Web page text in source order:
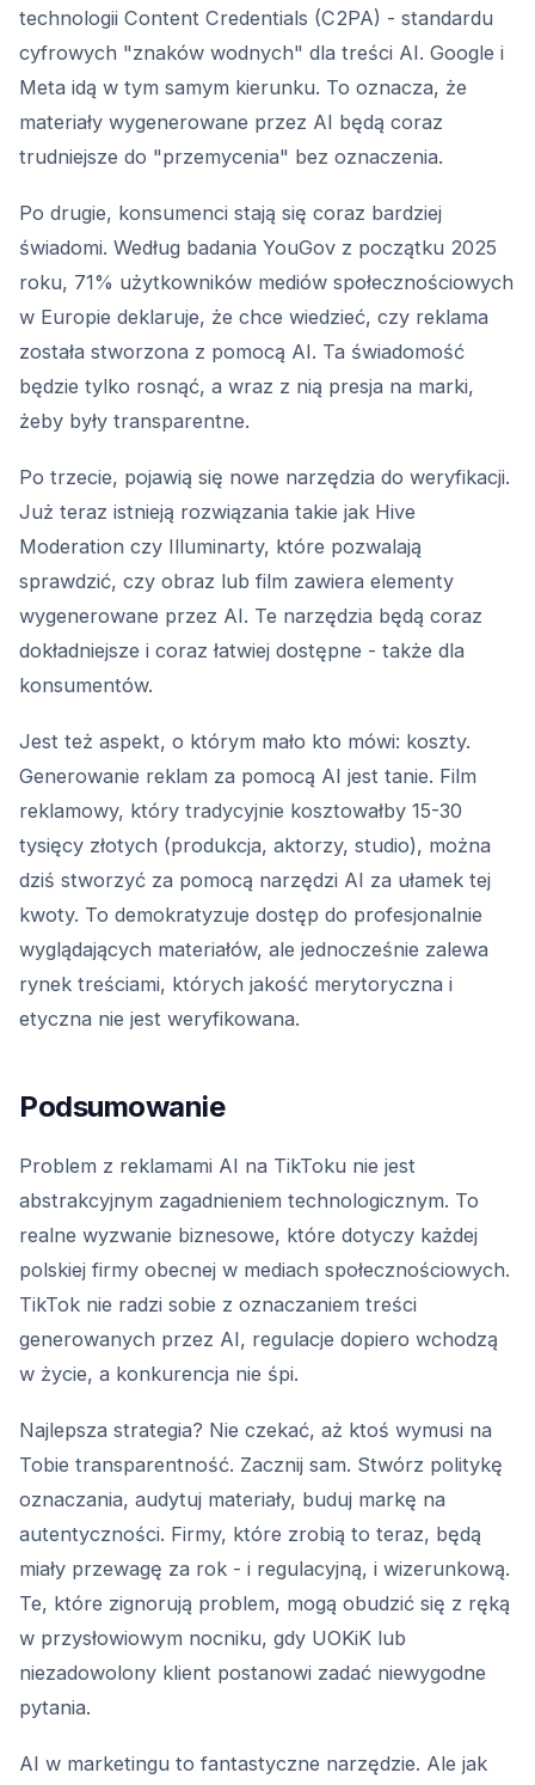
technologii Content Credentials (C2PA) - standardu
cyfrowych "znaków wodnych" dla treści AI. Google i
Meta idą w tym samym kierunku. To oznacza, że
materiały wygenerowane przez AI będą coraz
trudniejsze do "przemycenia" bez oznaczenia.
Po drugie, konsumenci stają się coraz bardziej
świadomi. Według badania YouGov z początku 2025
roku, 71% użytkowników mediów społecznościowych
w Europie deklaruje, że chce wiedzieć, czy reklama
została stworzona z pomocą AI. Ta świadomość
będzie tylko rosnąć, a wraz z nią presja na marki,
żeby były transparentne.
Po trzecie, pojawią się nowe narzędzia do weryfikacji.
Już teraz istnieją rozwiązania takie jak Hive
Moderation czy Illuminarty, które pozwalają
sprawdzić, czy obraz lub film zawiera elementy
wygenerowane przez AI. Te narzędzia będą coraz
dokładniejsze i coraz łatwiej dostępne - także dla
konsumentów.
Jest też aspekt, o którym mało kto mówi: koszty.
Generowanie reklam za pomocą AI jest tanie. Film
reklamowy, który tradycyjnie kosztowałby 15-30
tysięcy złotych (produkcja, aktorzy, studio), można
dziś stworzyć za pomocą narzędzi AI za ułamek tej
kwoty. To demokratyzuje dostęp do profesjonalnie
wyglądających materiałów, ale jednocześnie zalewa
rynek treściami, których jakość merytoryczna i
etyczna nie jest weryfikowana.
Podsumowanie
Problem z reklamami AI na TikToku nie jest
abstrakcyjnym zagadnieniem technologicznym. To
realne wyzwanie biznesowe, które dotyczy każdej
polskiej firmy obecnej w mediach społecznościowych.
TikTok nie radzi sobie z oznaczaniem treści
generowanych przez AI, regulacje dopiero wchodzą
w życie, a konkurencja nie śpi.
Najlepsza strategia? Nie czekać, aż ktoś wymusi na
Tobie transparentność. Zacznij sam. Stwórz politykę
oznaczania, audytuj materiały, buduj markę na
autentyczności. Firmy, które zrobią to teraz, będą
miały przewagę za rok - i regulacyjną, i wizerunkową.
Te, które zignorują problem, mogą obudzić się z ręką
w przysłowiowym nocniku, gdy UOKiK lub
niezadowolony klient postanowi zadać niewygodne
pytania.
AI w marketingu to fantastyczne narzędzie. Ale jak